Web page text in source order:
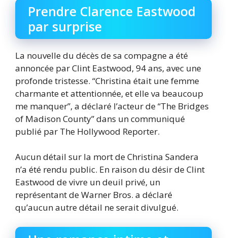
Prendre Clarence Eastwood
par surprise
La nouvelle du décès de sa compagne a été
annoncée par Clint Eastwood, 94 ans, avec une
profonde tristesse. “Christina était une femme
charmante et attentionnée, et elle va beaucoup
me manquer”, a déclaré l’acteur de “The Bridges
of Madison County” dans un communiqué
publié par The Hollywood Reporter.
Aucun détail sur la mort de Christina Sandera
n’a été rendu public. En raison du désir de Clint
Eastwood de vivre un deuil privé, un
représentant de Warner Bros. a déclaré
qu’aucun autre détail ne serait divulgué.